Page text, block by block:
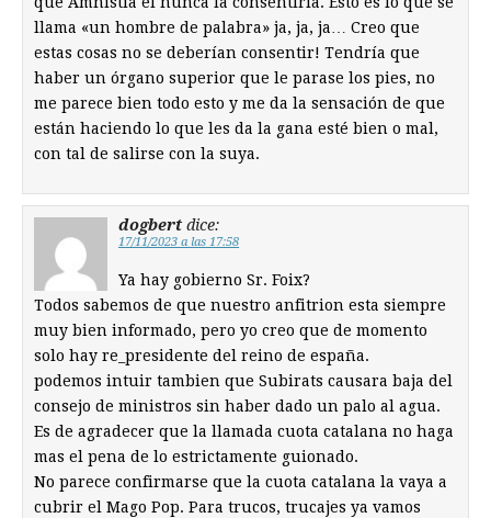
llama «un hombre de palabra» ja, ja, ja… Creo que
estas cosas no se deberían consentir! Tendría que
haber un órgano superior que le parase los pies, no
me parece bien todo esto y me da la sensación de que
están haciendo lo que les da la gana esté bien o mal,
con tal de salirse con la suya.
dogbert dice:
17/11/2023 a las 17:58
Ya hay gobierno Sr. Foix?
Todos sabemos de que nuestro anfitrion esta siempre
muy bien informado, pero yo creo que de momento
solo hay re_presidente del reino de españa.
podemos intuir tambien que Subirats causara baja del
consejo de ministros sin haber dado un palo al agua.
Es de agradecer que la llamada cuota catalana no haga
mas el pena de lo estrictamente guionado.
No parece confirmarse que la cuota catalana la vaya a
cubrir el Mago Pop. Para trucos, trucajes ya vamos